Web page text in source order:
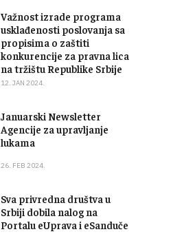
Važnost izrade programa
usklađenosti poslovanja sa
propisima o zaštiti
konkurencije za pravna lica
na tržištu Republike Srbije
12. JAN 2024.
Januarski Newsletter
Agencije za upravljanje
lukama
26. FEB 2024.
Sva privredna društva u
Srbiji dobila nalog na
Portalu eUprava i eSanduče